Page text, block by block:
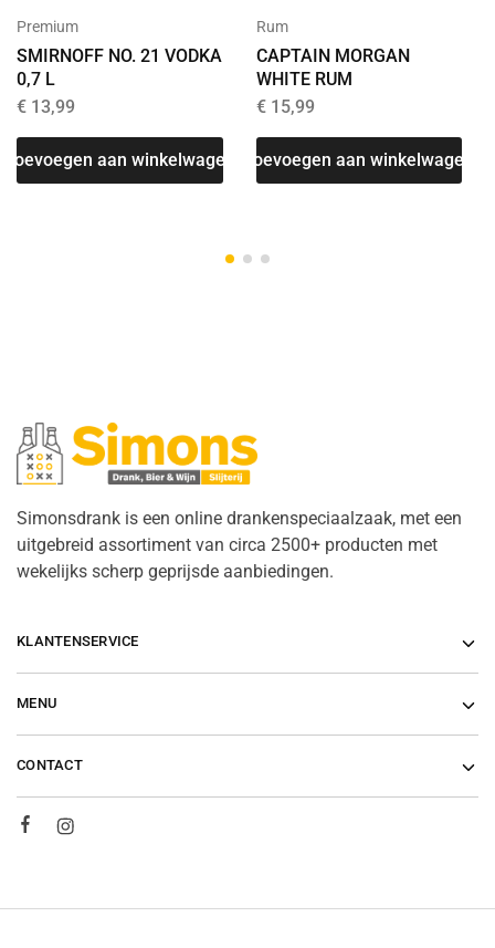
Premium
SMIRNOFF NO. 21 VODKA
0,7 L
€ 13,99
Toevoegen aan winkelwagen
Rum
CAPTAIN MORGAN
WHITE RUM
€15,99
Toevoegen aan winkelwagen
Simonsdrank is een online drankenspeciaalzaak, met een
uitgebreid assortiment van circa 2500+ producten met
wekelijks scherp geprijsde aanbiedingen.
KLANTENSERVICE
MENU
CONTACT